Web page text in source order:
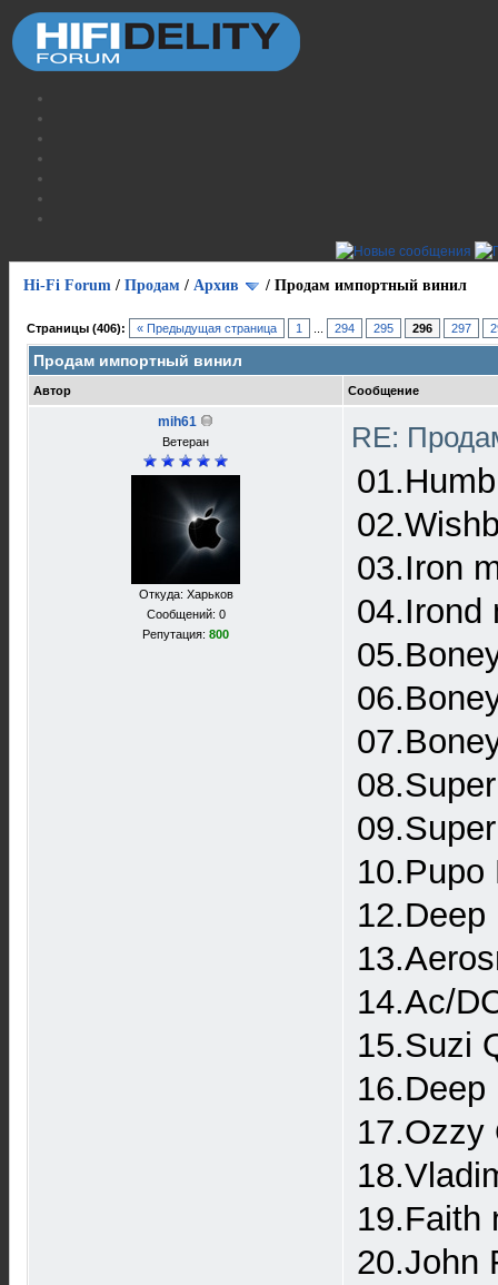
Hi-Fi Forum / Продам / Архив / Продам импортный винил
Страницы (406): « Предыдущая страница 1 294 295 296 297
Продам импортный винил
Автор Сообщение
mih61
Ветеран
Откуда: Харьков
Сообщений: 0
Репутация: 800
RE:
03.Iron
04.Irond
10.Pupo
14.Ac/
15.Suzi
17.Ozzy
19.Faith
20.John